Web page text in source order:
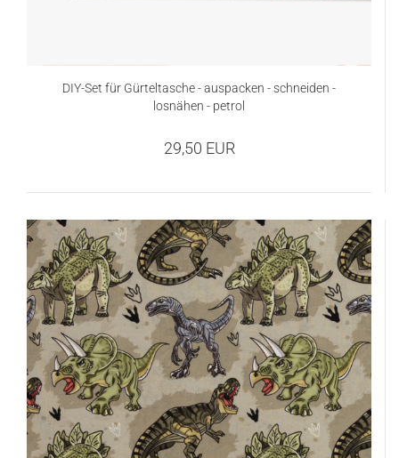
DIY-Set für Gürteltasche - auspacken - schneiden -
losnähen - petrol
29,50 EUR